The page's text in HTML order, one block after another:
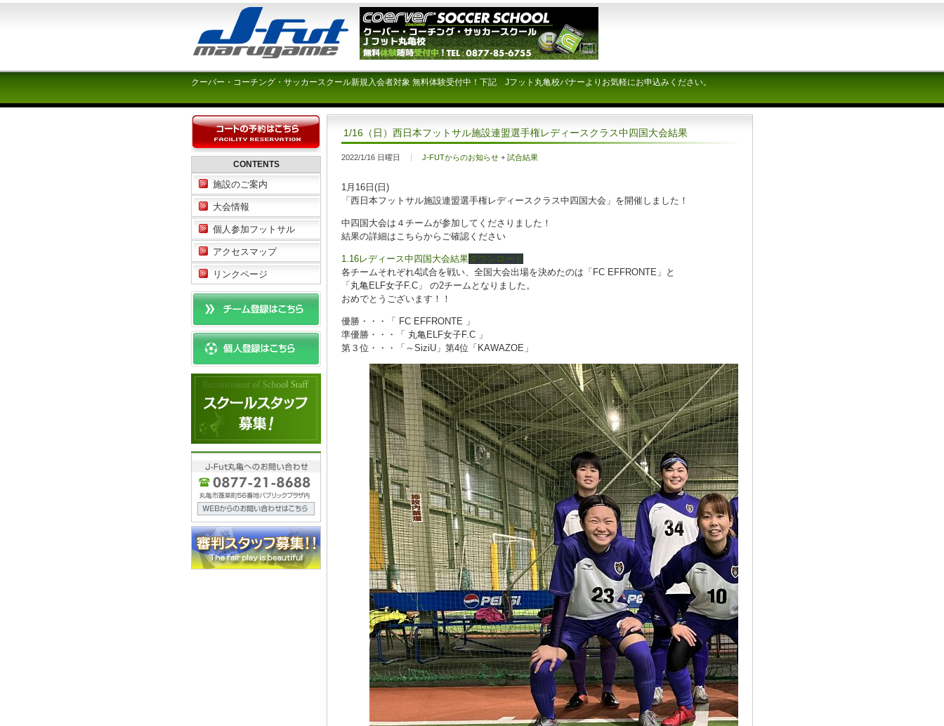
クーバー・コーチング・サッカースクール新規入会者対象 無料体験受付中！下記 Jフット丸亀校バナーよりお気軽にお申込みください。
1/16（日）西日本フットサル施設連盟選手権レディースクラス中四国大会結果
2022/1/16 日曜日 J-FUTからのお知らせ + 試合結果
1月16日(日)
「西日本フットサル施設連盟選手権レディースクラス中四国大会」を開催しました！
中四国大会は４チームが参加してくださりました！
結果の詳細はこちらからご確認ください
1.16レディース中四国大会結果ダウンロード
各チームそれぞれ4試合を戦い、全国大会出場を決めたのは「FC EFFRONTE」と
「丸亀ELF女子F.C」 の2チームとなりました。
おめでとうございます！！
優勝・・・「 FC EFFRONTE 」
準優勝・・・「 丸亀ELF女子F.C 」
第３位・・・「～SiziU」第4位「KAWAZOE」
CONTENTS
施設のご案内
大会情報
個人参加フットサル
アクセスマップ
リンクページ